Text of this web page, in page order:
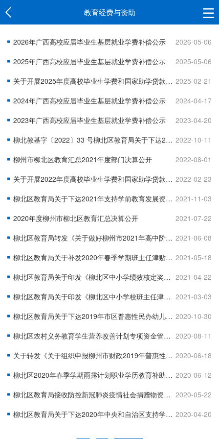
教育经费与资助
2026年广西高校应届毕业生基层就业学费补偿公示
2026-05-06
2025年广西高校应届毕业生基层就业学费补偿公示
2025-05-06
关于开展2025年度高校毕业生学费和国家助学贷款基层补偿资格申请工作的通知 2025-02-21
2024年广西高校应届毕业生基层就业学费补偿公示
2024-04-17
2023年广西高校应届毕业生基层就业学费补偿公示
2023-04-20
柳北教基字〔2022〕33 号柳北区教育局关于下达2022年支持学前教育发展资金的通知 2022-10-11
柳州市柳北区教育汇总2021年度部门决算公开
2022-08-01
关于开展2022年度高校毕业生学费和国家助学贷款基层补偿资格申请工作的通知 2022-02-23
柳北区教育局关于下达2021年支持学前教育发展资金的通知 2021-11-03
2020年度柳州市柳北区教育汇总决算公开
2021-07-22
柳北区教育局转发《关于做好柳州市2021年高中阶段学校建档立卡脱贫户专项招生工作的通知》的通知 2021-06-08
柳北区教育局关于补发2020年春季学期班主任津贴的通知 2021-05-18
柳北区教育局关于印发《柳北区中小学绩效核定奖分配指导意见》的通知 2021-04-22
柳北区教育局关于印发《柳北区中小学校班主任津贴发放办法（试行）》的通知 2021-03-03
柳北区教育局关于下达2019年市区普惠性民办幼儿园奖补资金预算的通知 2020-10-30
柳北区农村义务教育学生营养改善计划专项资金管理办法（修订） 2020-08-11
关于转发《关于组织申报柳州市财政2019年普惠性民办幼儿园奖补资金的通知》的通知 2020-06-18
柳北区2020年春季学期雨露计划职业学历教育补助情况公示 2020-06-12
柳北区教育局接收防控新冠肺炎疫情社会捐赠物资及使用情况公示 2020-05-22
柳北区教育局关于下达2020年中央和自治区支持学前教育发展专项资金的通知 2020-04-20